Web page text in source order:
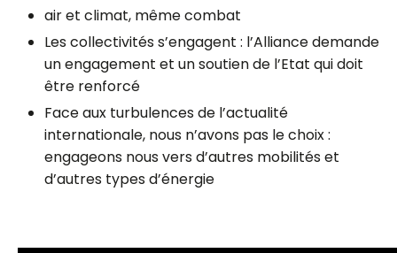
air et climat, même combat
Les collectivités s’engagent : l’Alliance demande
un engagement et un soutien de l’Etat qui doit
être renforcé
Face aux turbulences de l’actualité
internationale, nous n’avons pas le choix :
engageons nous vers d’autres mobilités et
d’autres types d’énergie